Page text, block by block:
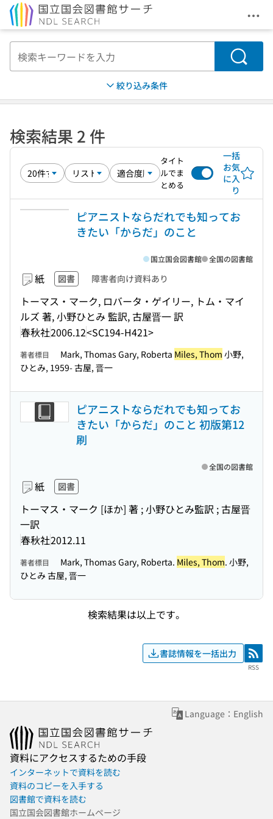
メ
検索
絞り込み条件
検索結果 2 件
タイト
ルでま
とめる
一括
お気
に入
り
ピアニストならだれでも知ってお
きたい「からだ」のこと
紙 図書 障害者向け資料あり
トーマス・マーク, ロバータ・ゲイリー, トム・マイ
ルズ 著, 小野ひとみ 監訳, 古屋晋一 訳
春秋社2006.12<SC194-H421>
国立国会図書館 全国の図書館
著者標目 Mark, Thomas Gary, Roberta Miles, Thom 小野,
ひとみ, 1959- 古屋, 晋一
ピアニストならだれでも知ってお
きたい「からだ」のこと 初版第12
刷
紙 図書
トーマス・マーク [ほか] 著 ; 小野ひとみ監訳 ; 古屋晋
一訳
春秋社2012.11
全国の図書館
著者標目 Mark, Thomas Gary, Roberta. Miles, Thom. 小野,
ひとみ 古屋, 晋一
検索結果は以上です。
書誌情報を一括出力 RSS
RSS
Language：English
資料にアクセスするための手段
インターネットで資料を読む
資料のコピーを入手する
図書館で資料を読む
国立国会図書館ホームページ